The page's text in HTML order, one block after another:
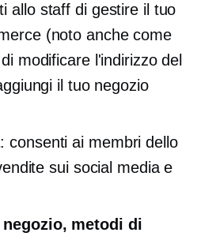
allo staff di gestire il tuo
(noto anche come
modificare l'indirizzo del
il tuo negozio
: consenti ai membri dello
sui social media e
metodi di